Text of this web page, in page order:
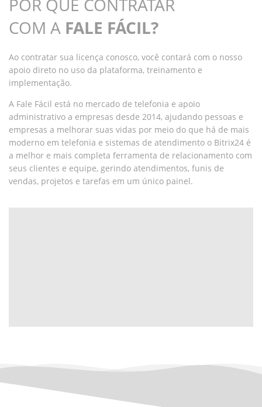
POR QUE CONTRATAR
COM A FALE FÁCIL?
Ao contratar sua licença conosco, você contará com o nosso
apoio direto no uso da plataforma, treinamento e
implementação.
A Fale Fácil está no mercado de telefonia e apoio
administrativo a empresas desde 2014, ajudando pessoas e
empresas a melhorar suas vidas por meio do que há de mais
moderno em telefonia e sistemas de atendimento o Bitrix24 é
a melhor e mais completa ferramenta de relacionamento com
seus clientes e equipe, gerindo atendimentos, funis de
vendas, projetos e tarefas em um único painel.